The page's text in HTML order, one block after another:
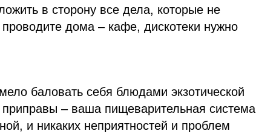
в сторону все дела, которые не
дома – кафе, дискотеки нужно
баловать себя блюдами экзотической
приправы – ваша пищеварительная система
и никаких неприятностей и проблем